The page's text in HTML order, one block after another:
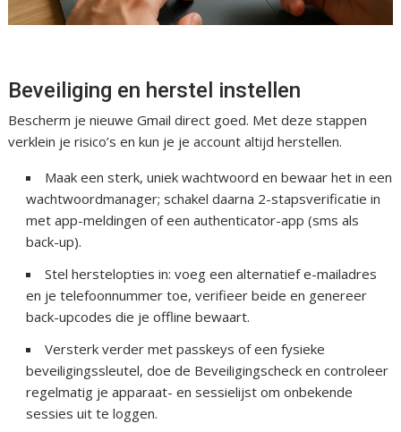
Beveiliging en herstel instellen
Bescherm je nieuwe Gmail direct goed. Met deze stappen
verklein je risico’s en kun je je account altijd herstellen.
Maak een sterk, uniek wachtwoord en bewaar het in een
wachtwoordmanager; schakel daarna 2-stapsverificatie in
met app-meldingen of een authenticator-app (sms als
back-up).
Stel herstelopties in: voeg een alternatief e-mailadres
en je telefoonnummer toe, verifieer beide en genereer
back-upcodes die je offline bewaart.
Versterk verder met passkeys of een fysieke
beveiligingssleutel, doe de Beveiligingscheck en controleer
regelmatig je apparaat- en sessielijst om onbekende
sessies uit te loggen.